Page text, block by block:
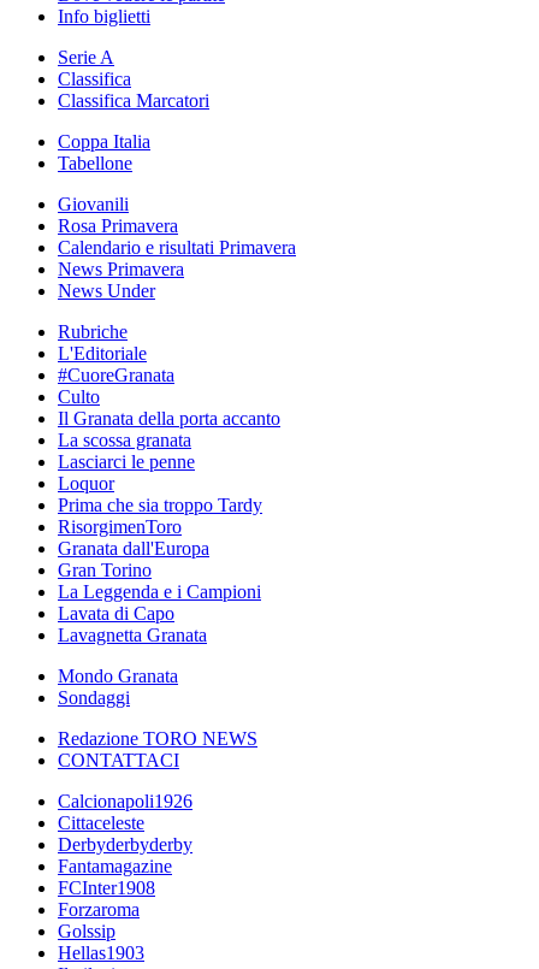
Info biglietti
Serie A
Classifica
Classifica Marcatori
Coppa Italia
Tabellone
Giovanili
Rosa Primavera
Calendario e risultati Primavera
News Primavera
News Under
Rubriche
L'Editoriale
#CuoreGranata
Culto
Il Granata della porta accanto
La scossa granata
Lasciarci le penne
Loquor
Prima che sia troppo Tardy
RisorgimenToro
Granata dall'Europa
Gran Torino
La Leggenda e i Campioni
Lavata di Capo
Lavagnetta Granata
Mondo Granata
Sondaggi
Redazione TORO NEWS
CONTATTACI
Calcionapoli1926
Cittaceleste
Derbyderbyderby
Fantamagazine
FCInter1908
Forzaroma
Golssip
Hellas1903